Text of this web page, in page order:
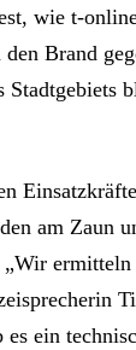
wie t-
Brand
Stadtgebiets
am Zaun
„Wir
ein